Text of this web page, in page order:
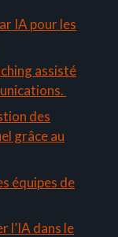
IA pour les
assisté
des
grâce au
équipes de
l’IA dans le